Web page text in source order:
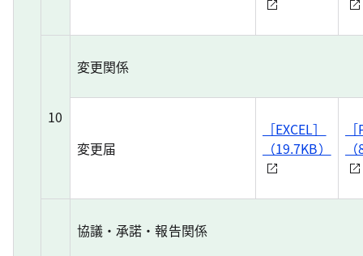
10
変更関係
変更届
［EXCEL］
（19.7KB）
協議・承諾・報告関係